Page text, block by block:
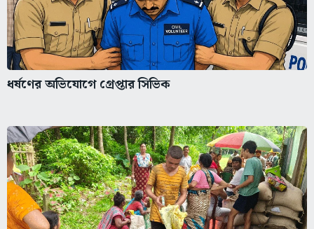
ধর্ষণের অভিযোগে গ্রেপ্তার সিভিক